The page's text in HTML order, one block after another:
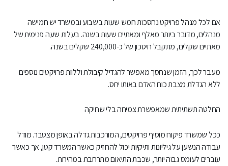
אם לכל מנהל פרויקט נחסכות חמש שעות בשבוע ובמשרד יש חמישה
מנהלים, מדובר ביותר מאלף ומאתיים שעות בשנה. בעלות שעה פנימית של
מאתיים שקלים, מתקבל חיסכון של כ-240,000 שקלים בשנה.
מעבר לכך, הזמן שנחסך מאפשר להגדיל קיבולת וללוות פרויקטים נוספים
ללא הגדלת מצבת כוח האדם באותו יחס.
החלטה תשתיתית שמאפשרת צמיחה בלי שחיקה
ככל שמשרד פיקוח מוסיף פרויקטים, המורכבות גדלה באופן מצטבר. מודל
עבודה הנשען על גיליונות ותיקיות יכול להחזיק כאשר המשרד קטן, אך כאשר
עוברים לעומס גבוה יותר, שכבת התיאום מתרחבת במהירות.